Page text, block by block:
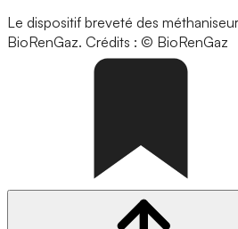
Le dispositif breveté des
BioRenGaz. Crédits : © BioRenGaz